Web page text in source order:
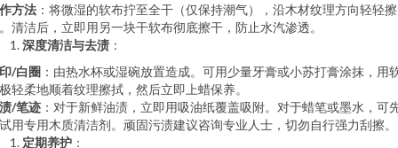
方法 ：将微湿的软布拧至全干（仅保持潮气），沿木材纹理方向轻轻擦
清洁后，立即用另一块干软布彻底擦干，防止水汽渗透。
深度清洁与去渍 ：
/白圈 ：由热水杯或湿碗放置造成。可用少量牙膏或小苏打膏涂抹，用
轻柔地顺着纹理擦拭，然后立即上蜡保养。
/笔迹 ：对于新鲜油渍，立即用吸油纸覆盖吸附。对于蜡笔或墨水，可
用专用木质清洁剂。顽固污渍建议咨询专业人士，切勿自行强力刮擦。
定期养护 ：